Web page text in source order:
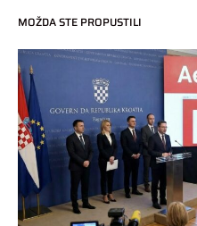
MOŽDA STE PROPUSTILI